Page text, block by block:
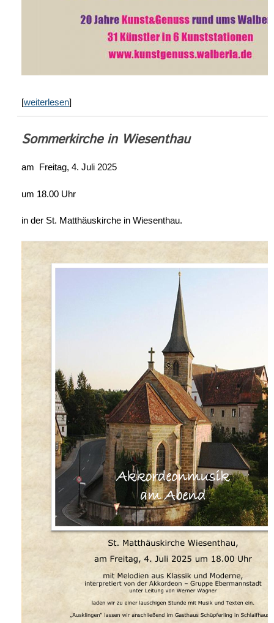
[weiterlesen]
Sommerkirche in Wiesenthau
am Freitag, 4. Juli 2025
um 18.00 Uhr
in der St. Matthäuskirche in Wiesenthau.